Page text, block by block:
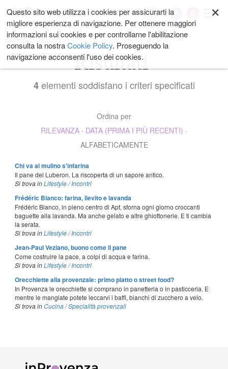
ai
contenuti.
|
Salta
alla
navigazione
My ×
Questo sito web utilizza i cookies per assicurarti la
migliore esperienza di navigazione. Per ottenere maggiori
informazioni sui cookies e per controllarne l'abilitazione
consulta la nostraCookie Policy. Proseguendo la
navigazione acconsenti l'uso dei cookies.
Risultati
4elementi soddisfano i criteri specificati
Ordina per
RILEVANZA · DATA (PRIMA I PIÙ RECENTI) ·
ALFABETICAMENTE
Chi va al mulino s'infarina
Il pane del Luberon. La riscoperta di un sapore antico.
Si trova in Lifestyle /Incontri
Frédéric Bianco: farina, lievito e lavanda
Frédéric Bianco, in pieno centro di Apt, sforna ogni giorno croccanti
baguette alla lavanda. Ma anche gelato e altre ghiottonerie. E ti cambia
la serata.
Si trova in Lifestyle /Incontri
Jean-Paul Veziano, buono come il pane
Come costruire la pace, a colpi di acqua e farina.
Si trova in Lifestyle /Incontri
Orecchiette alla provenzale: primo piatto o street food?
In Provenza le orecchiette si comprano in panetteria o in pasticceria. E
mentre le mangiate potete leccarvi i baffi, bianchi di zucchero a velo.
Si trova in Cucina /Specialità provenzali